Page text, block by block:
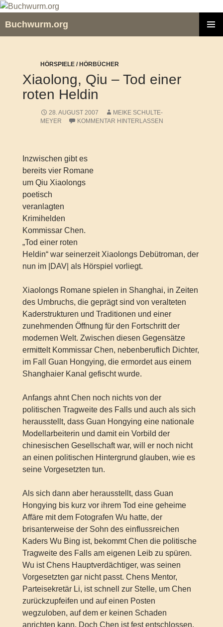
Zum
springen
Buchwurm.org
HÖRSPIELE / HÖRBÜCHER
Xiaolong, Qiu – Tod einer
roten Heldin
28. AUGUST 2007
MEIKE SCHULTE-
MEYER
KOMMENTAR HINTERLASSEN
Inzwischen gibt es
bereits vier Romane
um Qiu Xiaolongs
poetisch
veranlagten
Krimihelden
Kommissar Chen.
„Tod einer roten
Heldin“ war seinerzeit Xiaolongs Debütroman, der
nun im |DAV| als Hörspiel vorliegt.
Xiaolongs Romane spielen in Shanghai, in Zeiten
des Umbruchs, die geprägt sind von veralteten
Kaderstrukturen und Traditionen und einer
zunehmenden Öffnung für den Fortschritt der
modernen Welt. Zwischen diesen Gegensätze
ermittelt Kommissar Chen, nebenberuflich Dichter,
im Fall Guan Hongying, die ermordet aus einem
Shanghaier Kanal gefischt wurde.
Anfangs ahnt Chen noch nichts von der
politischen Tragweite des Falls und auch als sich
herausstellt, dass Guan Hongying eine nationale
Modellarbeiterin und damit ein Vorbild der
chinesischen Gesellschaft war, will er noch nicht
an einen politischen Hintergrund glauben, wie es
seine Vorgesetzten tun.
Als sich dann aber herausstellt, dass Guan
Hongying bis kurz vor ihrem Tod eine geheime
Affäre mit dem Fotografen Wu hatte, der
brisanterweise der Sohn des einflussreichen
Kaders Wu Bing ist, bekommt Chen die politische
Tragweite des Falls am eigenen Leib zu spüren.
Wu ist Chens Hauptverdächtiger, was seinen
Vorgesetzten gar nicht passt. Chens Mentor,
Parteisekretär Li, ist schnell zur Stelle, um Chen
zurückzupfeifen und auf einen Posten
wegzuloben, auf dem er keinen Schaden
anrichten kann. Doch Chen ist fest entschlossen,